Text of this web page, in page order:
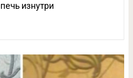
изнутри